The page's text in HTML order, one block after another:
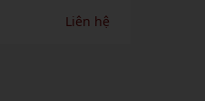
Liên hệ